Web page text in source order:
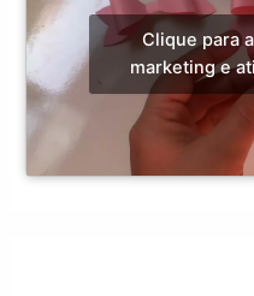
Clique para
marketing e